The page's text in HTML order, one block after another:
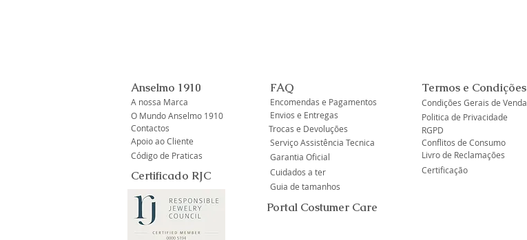
Anselmo 1910
A nossa Marca
O Mundo Anselmo 1910
Contactos
Apoio ao Cliente
FAQ
Encomendas e Pagamentos
Envios e Entregas
Trocas e Devoluções
Serviço Assistência Tecnica
Garantia Oficial
Cuidados a ter
Guia de tamanhos
Código de Praticas
Certificado RJC
Portal Costumer Care
Termos e Condições
Condições Gerais de Venda
Politica de Privacidade
RGPD
Conflitos de Consumo
Livro de Reclamações
Certificação